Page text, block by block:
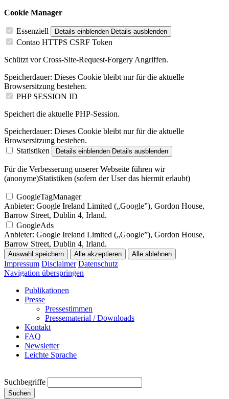
Cookie Manager
Essenziell Details einblenden Details ausblenden
Contao HTTPS CSRF Token
Schützt vor Cross-Site-Request-Forgery Angriffen.
Speicherdauer: Dieses Cookie bleibt nur für die aktuelle
Browsersitzung bestehen.
PHP SESSION ID
Speichert die aktuelle PHP-Session.
Speicherdauer: Dieses Cookie bleibt nur für die aktuelle
Browsersitzung bestehen.
Statistiken
Details einblenden Details ausblenden
Für die Verbesserung unserer Webseite führen wir
(anonyme)Statistiken (sofern der User das hiermit erlaubt)
GoogleTagManager
Anbieter: Google Ireland Limited („Google”), Gordon House,
Barrow Street, Dublin 4, Irland.
GoogleAds
Anbieter: Google Ireland Limited („Google”), Gordon House,
Barrow Street, Dublin 4, Irland.
Auswahl speichern Alle akzeptieren Alle ablehnen
Impressum Disclaimer Datenschutz
Navigation überspringen
Publikationen
Presse
Pressestimmen
Pressematerial / Downloads
Kontakt
FAQ
Newsletter
Leichte Sprache
Suchbegriffe
Suchen